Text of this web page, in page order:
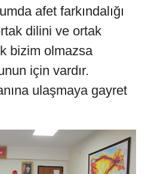
afet farkındalığı
dilini ve ortak
bizim olmazsa
için vardır.
ulaşmaya gayret